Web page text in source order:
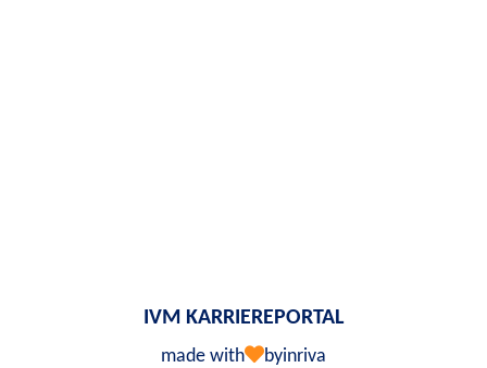
IVM KARRIEREPORTAL
made with byinriva